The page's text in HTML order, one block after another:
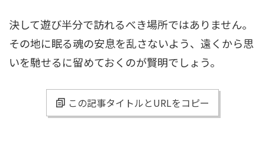
決して遊び半分で訪れるべき場所ではありません。
その地に眠る魂の安息を乱さないよう、遠くから思
いを馳せるに留めておくのが賢明でしょう。
この記事タイトルとURLをコピー